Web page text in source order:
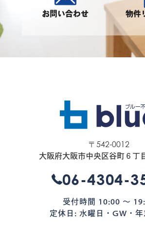
お問い合わせ 物件
〒542-0012
大阪府大阪市中央区谷町６丁
06-4304-
受付時間 10:00 〜
定休日: 水曜日・GW・年